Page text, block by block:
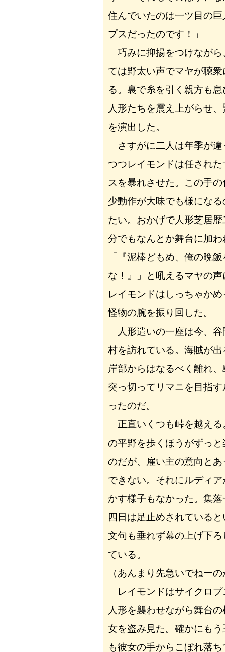
住んでいたのは一ツ目の
プスだったのです！」
巧みに抑揚をつけながら
ては野太い声でマヤが聴
る。裏で糸を引く親方も
人形たちを震え上がらせ
を演出した。
さすがに二人は年季が違
つつレイモンドは任され
スを暴れさせた。この手
少動作が大味でも様にな
たい。おかげで人形芝居
分でもなんとか舞台に加わ
「『泥棒どもめ、俺の晩
な！』」と吼えるマヤの
レイモンドはしっちゃか
怪物の腕を振り回した。
人形遣いの一座は今、谷
村を訪れている。海賊が
岸部からはなるべく離れ
突っ切ってリマニを目指
ったのだ。
正直いくつも峠を越える
の平野を歩くほうがずっ
のだが、雇い主の意向と
できない。それにルディ
かす様子もなかった。集
四日は足止めされている
文句も垂れず幕の上げ下
ている。
（あんまり先急いでねー
レイモンドはサイクロプ
人形を襲わせながら舞台
女を盗み見た。確かにも
も彼女の手からこぼれ落